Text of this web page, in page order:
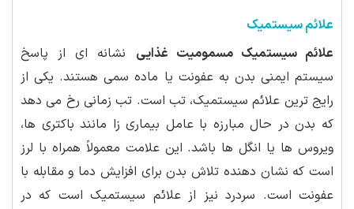
علائم سیستمیک
علائم سیستمیک مسمومیت غذایی نشانه ای از پاسخ
سیستم ایمنی بدن به عفونت یا ماده سمی هستند. یکی از
رایج ترین علائم سیستمیک، تب است. تب زمانی رخ می دهد
که بدن در حال مبارزه با عامل بیماری زا مانند باکتری ها،
ویروس ها یا انگل ها باشد. این علامت معمولاً همراه با لرز
است که نشان دهنده تلاش بدن برای افزایش دما و مقابله با
عفونت است. سردرد نیز از علائم سیستمیک است که در